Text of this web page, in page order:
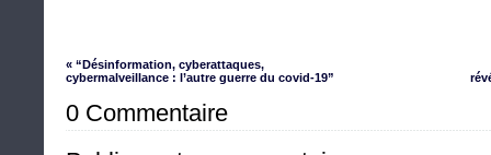
« “Désinformation, cyberattaques,
cybermalveillance : l’autre guerre du covid-19”
0 Commentaire